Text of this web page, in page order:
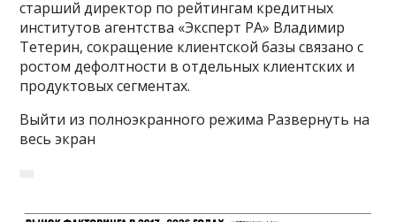
старший директор по рейтингам кредитных
институтов агентства «Эксперт РА» Владимир
Тетерин, сокращение клиентской базы связано с
ростом дефолтности в отдельных клиентских и
продуктовых сегментах.
Выйти из полноэкранного режима Развернуть на
весь экран